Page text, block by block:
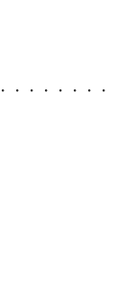
・・・・・・・